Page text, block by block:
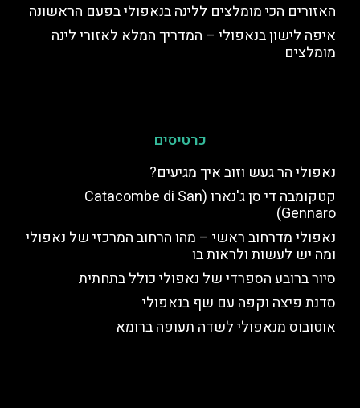
האזורים הכי מומלצים ללינה בנאפולי בפעם הראשונה
איפה לישון בנאפולי – המדריך המלא לאזורי לינה
מומלצים
כרטיסים
נאפולי הר געש וזוב איך מגיעים?
קטקומבה די סן ג'נארו (Catacombe di San
Gennaro)
נאפולי מדרחוב ראשי – מהו הרחוב המרכזי של נאפולי
ומה יש לעשות ולראות בו
סיור ברובע הספרדי של נאפולי כולל בתחתית
סדנת פיצה וקפה עם שף בנאפולי
אוטובוס מנאפולי לשדה תעופה ברומא